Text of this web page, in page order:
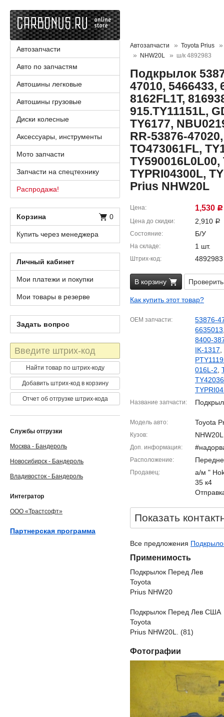
Автозапчасти
Toyota Prius
NHW20L
ш/к 4892983
Подкрылок
47010, 5466433,
8162FL1T,
915.TY11151L,
TY6177,
RR-53876-
TO473061FL,
TY590016L0L00,
TYPRI04300L,
Prius NHW20L
Цена 1,530 Р
Цена до скидки 2,910 Р
Состояние Б/У
На складе 1 шт.
Штрих-код 4892983
В корзину
Как купить этот товар?
OEM запчасти
53876-
6635013
8400-
IK-1317
016L-2
Название запчасти
Модель авто Toyota
Кузов NHW20L
Доп. информация
Расположение
Продавец
а/м "
35 к4
Показать
Все предложения
Применимость
Подкрылок Перед Лев
Toyota
Prius NHW20
Подкрылок Перед Лев США
Toyota
Prius NHW20L. (81)
Фотографии
Автозапчасти
Авто по запчастям
Автошины легковые
Автошины грузовые
Диски колесные
Аксессуары, инструменты
Мото запчасти
Запчасти на спецтехнику
Распродажа!
Корзина 0
Купить через менеджера
Личный кабинет
Мои платежи и покупки
Мои товары в резерве
Задать вопрос
Штрих-
код
Найти товар по штрих-коду
Добавить штрих-код в корзину
Отчет об отгрузке штрих-кода
Службы отгрузки
Москва - Бандероль
Новосибирск - Бандероль
Владивосток - Бандероль
Интегратор
ООО «Трастсофт»
Партнерская программа